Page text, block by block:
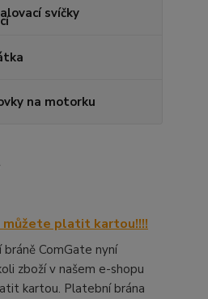
svíčky
na motorku
můžete platit kartou!!!!
ComGate nyní
zboží v našem e-shopu
kartou. Platební brána